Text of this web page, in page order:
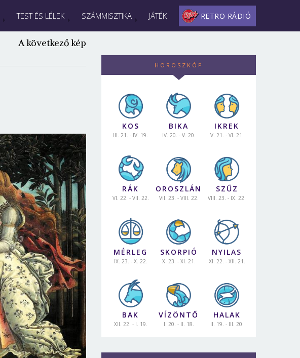
TEST ÉS LÉLEK SZÁMMISZTIKA JÁTÉK RETRO RÁDIÓ
A következő kép
HOROSZKÓP
KOS
III. 21. - IV. 19.
BIKA
IV. 20. - V. 20.
IKREK
V. 21. - VI. 21.
RÁK
VI. 22. - VII. 22.
OROSZLÁN
VII. 23. - VIII. 22.
SZŰZ
VIII. 23. - IX. 22.
MÉRLEG
IX. 23. - X. 22.
SKORPIÓ
X. 23. - XI. 21.
NYILAS
XI. 22. - XII. 21.
BAK
XII. 22. - I. 19.
VÍZÖNTŐ
I. 20. - II. 18.
HALAK
II. 19. - III. 20.